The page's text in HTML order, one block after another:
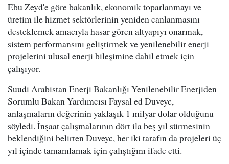
Ebu Zeyd'e göre bakanlık, ekonomik toparlanmayı ve
üretim ile hizmet sektörlerinin yeniden canlanmasını
desteklemek amacıyla hasar gören altyapıyı onarmak,
sistem performansını geliştirmek ve yenilenebilir enerji
projelerini ulusal enerji bileşimine dahil etmek için
çalışıyor.
Suudi Arabistan Enerji Bakanlığı Yenilenebilir Enerjiden
Sorumlu Bakan Yardımcısı Faysal ed Duveyc,
anlaşmaların değerinin yaklaşık 1 milyar dolar olduğunu
söyledi. İnşaat çalışmalarının dört ila beş yıl sürmesinin
beklendiğini belirten Duveyc, her iki tarafın da projeleri üç
yıl içinde tamamlamak için çalıştığını ifade etti.